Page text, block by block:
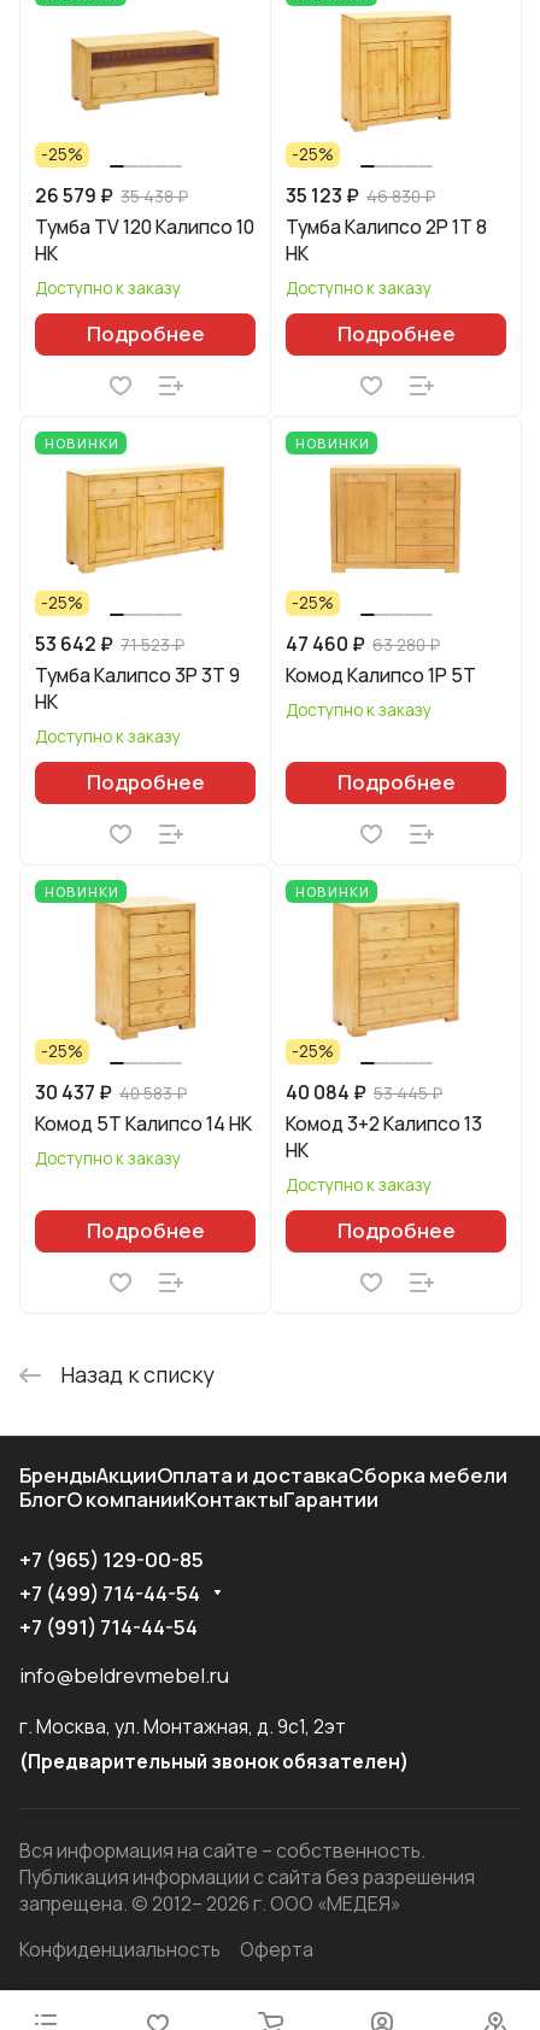
-25%
26 579 ₽ 35 438 ₽
Тумба TV 120 Калипсо 10
HK
Доступно к заказу
Подробнее
-25%
35 123 ₽ 46 830 ₽
Тумба Калипсо 2P 1T 8
HK
Доступно к заказу
Подробнее
НОВИНКИ
-25%
53 642 ₽ 71 523 ₽
Тумба Калипсо 3P 3T 9
HK
Доступно к заказу
Подробнее
НОВИНКИ
-25%
47 460 ₽ 63 280 ₽
Комод Калипсо 1P 5T
Доступно к заказу
Подробнее
НОВИНКИ
-25%
30 437 ₽ 40 583 ₽
Комод 5Т Калипсо 14 НК
Доступно к заказу
Подробнее
НОВИНКИ
-25%
40 084 ₽ 53 445 ₽
Комод 3+2 Калипсо 13
НК
Доступно к заказу
Подробнее
Назад к списку
БрендыАкцииОплата и доставкаСборка мебели
БлогО компанииКонтактыГарантии
+7 (965) 129-00-85
+7 (499) 714-44-54
+7 (991) 714-44-54
info@beldrevmebel.ru
г. Москва, ул. Монтажная, д. 9с1, 2эт
(Предварительный звонок обязателен)
Вся информация на сайте – собственность.
Публикация информации с сайта без разрешения
запрещена. © 2012– 2026 г. ООО «МЕДЕЯ»
Конфиденциальность
Оферта